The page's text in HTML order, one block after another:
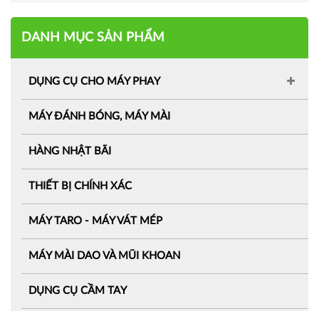
DANH MỤC SẢN PHẨM
DỤNG CỤ CHO MÁY PHAY
MÁY ĐÁNH BÓNG, MÁY MÀI
HÀNG NHẬT BÃI
THIẾT BỊ CHÍNH XÁC
MÁY TARO - MÁY VÁT MÉP
MÁY MÀI DAO VÀ MŨI KHOAN
DỤNG CỤ CẦM TAY